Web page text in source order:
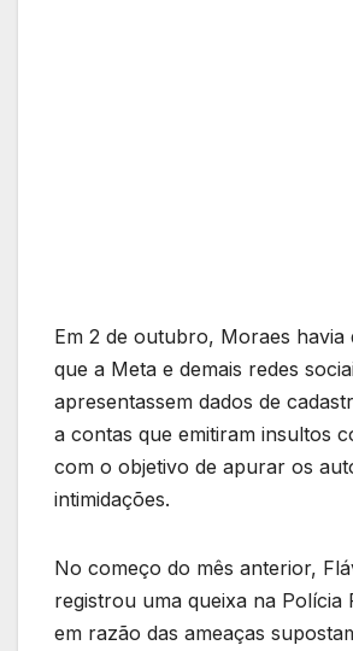
Em 2 de outubro, Moraes havia
que a Meta e demais redes
apresentassem dados de
a contas que emitiram insultos
com o objetivo de apurar os
intimidações.
No começo do mês anterior,
registrou uma queixa na Polícia
em razão das ameaças